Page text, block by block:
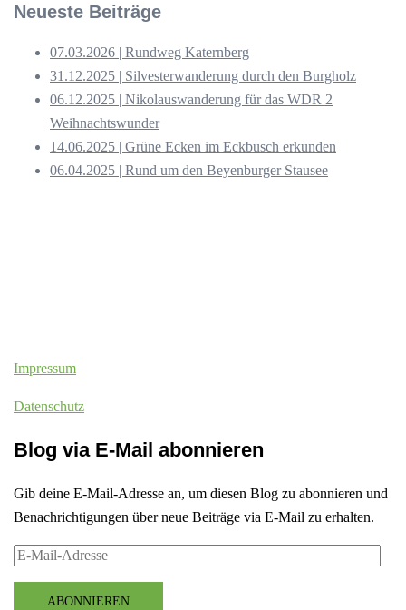
Neueste Beiträge
07.03.2026 | Rundweg Katernberg
31.12.2025 | Silvesterwanderung durch den Burgholz
06.12.2025 | Nikolauswanderung für das WDR 2
Weihnachtswunder
14.06.2025 | Grüne Ecken im Eckbusch erkunden
06.04.2025 | Rund um den Beyenburger Stausee
Impressum
Datenschutz
Blog via E-Mail abonnieren
Gib deine E-Mail-Adresse an, um diesen Blog zu abonnieren und
Benachrichtigungen über neue Beiträge via E-Mail zu erhalten.
E-
AdresseABONNIEREN